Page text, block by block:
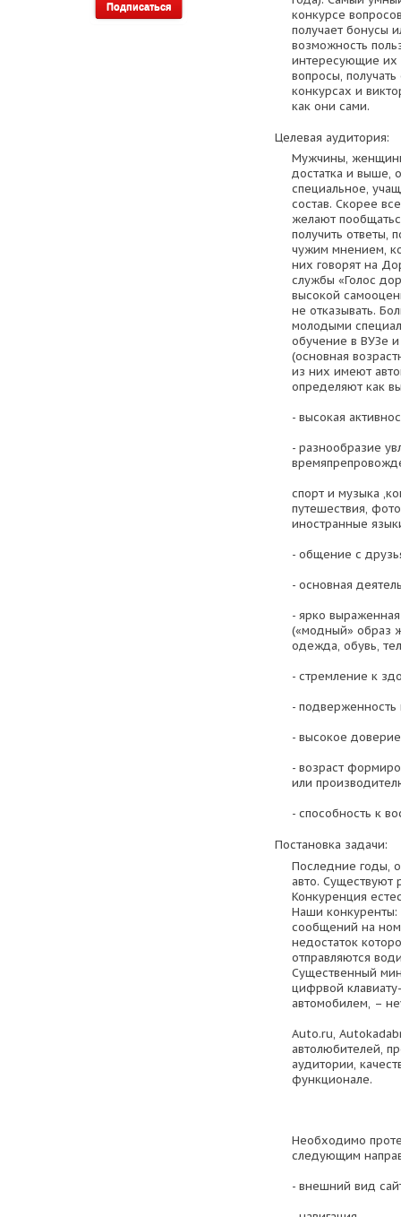
конкурсе
получает бонусы
возможность
интересующие их
вопросы,
конкурсах и
как они сами.
Целевая аудитория:
Мужчины,
достатка и выше,
специальное,
состав. Скорее
желают
получить ответы,
чужим мнением,
них говорят на
службы «Голос
высокой
не отказывать.
молодыми
обучение в ВУЗе
(основная
из них имеют
определяют как
- высокая
- разнообразие
спорт и музыка
путешествия,
иностранные
- общение с
- основная
- ярко
(«модный» образ
одежда, обувь,
- стремление к
-
- высокое
- возраст
или
- способность к
Постановка задачи:
Последние годы,
авто. Существуют
Конкуренция
Наши конкуренты:
сообщений на
недостаток
отправляются
Существенный
цифрвой
автомобилем, –
Auto.ru,
автолюбителей,
аудитории,
функционале.
Необходимо
следующим
- внешний вид